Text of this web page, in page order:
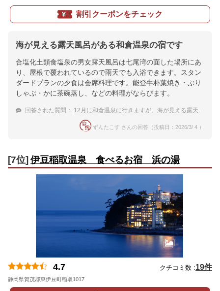
割引クーポンをチェック
海が見える露天風呂がある和倉温泉の宿です
合塩化土類食塩泉の男女露天風呂は七尾湾の面した場所にあ
り、屋根で覆われているので雨天でも入浴できます。スタン
ダードプランの夕食は会席料理です。能登牛朴葉焼き・ぶり
しゃぶ・かに茶碗蒸し、などの料理がならびます。
回答された質問： 12月に和倉温泉に行きますが、海が見える露天風呂がある宿があれば教えて下さい。
ずんたこす さんの回答（投稿日：2026/3/ 4 ）
[7位]伊豆稲取温泉 食べるお宿 浜の湯
4.7 クチコミ数 :19件
静岡県賀茂郡東伊豆町稲取1017